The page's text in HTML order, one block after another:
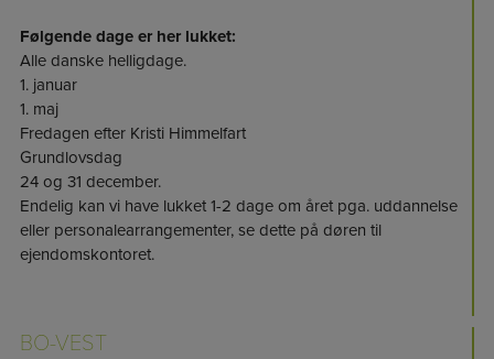
Følgende dage er her lukket:
Alle danske helligdage.
1. januar
1. maj
Fredagen efter Kristi Himmelfart
Grundlovsdag
24 og 31 december.
Endelig kan vi have lukket 1-2 dage om året pga. uddannelse
eller personalearrangementer, se dette på døren til
ejendomskontoret.
BO-VEST